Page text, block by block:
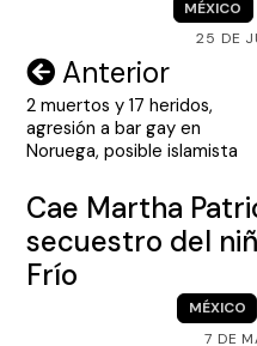
MÉXICO
25 DE
Navegación
de
entradas
Anterior
2 muertos y 17 heridos,
agresión a bar gay en
Noruega, posible islamista
Cae Martha
secuestro del
Frío
MÉXICO
7 DE